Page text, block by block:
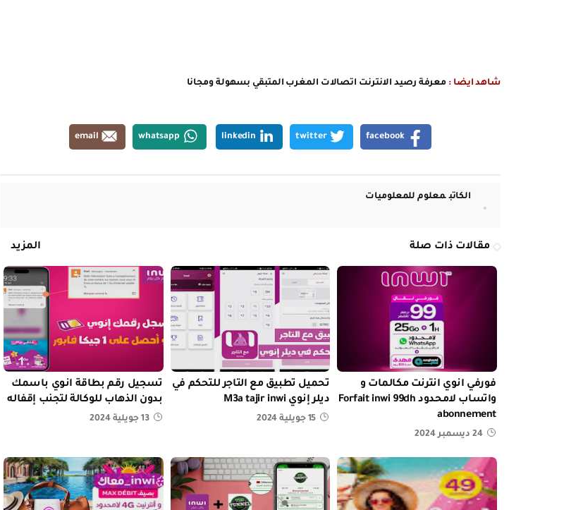
شاهد ايضا : معرفة رصيد الانترنت اتصالات المغرب المتبقي بسهولة ومجانا
facebook
twitter
linkedin
whatsapp
email
الكاتب معلوم للمعلوميات
مقالات ذات صلة المزيد
فورفي انوي انترنت مكالمات و
واتساب لامحدود Forfait inwi 99dh
abonnement
24 ديسمبر 2024
تحميل تطبيق مع التاجر للتحكم في
ديلر إنوي M3a tajir inwi
15 جويلية 2024
تسجيل رقم بطاقة انوي باسمك
بدون الذهاب للوكالة لتجنب إقفاله
13 جويلية 2024